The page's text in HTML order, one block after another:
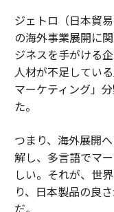
ジェトロ（日本貿
の海外事業展開に
ジネスを手がける
人材が不足してい
マーケティング」
た。
つまり、海外展開
解し、多言語でマ
しい。それが、世
り、日本製品の良